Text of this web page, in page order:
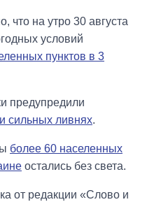
что на утро 30 августа
условий
пунктов в 3
предупредили
сильных ливнях.
более 60 населенных
остались без света.
от редакции «Слово и